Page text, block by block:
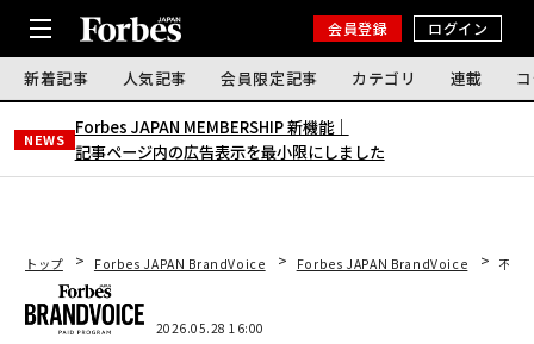
会員登録 ログイン
新着記事 人気記事 会員限定記事 カテゴリ 連載
NEWS
Forbes JAPAN MEMBERSHIP 新機能｜
記事ページ内の広告表示を最小限にしました
トップ Forbes JAPAN BrandVoice Forbes JAPAN BrandVoice 不動
2026.05.28 16:00